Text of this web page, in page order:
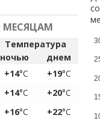
МЕСЯЦАМ
Температура
ночью
днем
+14°C +19°C
+14°C +20°C
+16°C +22°C